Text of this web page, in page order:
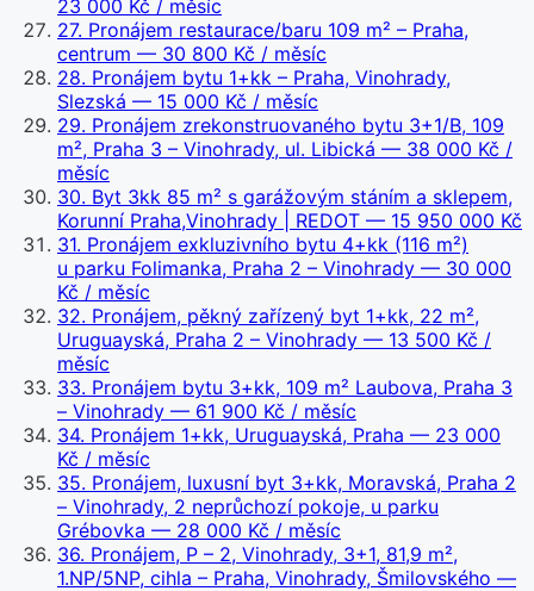
23 000 Kč / měsíc
27. Pronájem restaurace/baru 109 m² – Praha,
centrum — 30 800 Kč / měsíc
28. Pronájem bytu 1+kk – Praha, Vinohrady,
Slezská — 15 000 Kč / měsíc
29. Pronájem zrekonstruovaného bytu 3+1/B, 109
m², Praha 3 – Vinohrady, ul. Libická — 38 000 Kč /
měsíc
30. Byt 3kk 85 m² s garážovým stáním a sklepem,
Korunní Praha,Vinohrady | REDOT — 15 950 000 Kč
31. Pronájem exkluzivního bytu 4+kk (116 m²)
u parku Folimanka, Praha 2 – Vinohrady — 30 000
Kč / měsíc
32. Pronájem, pěkný zařízený byt 1+kk, 22 m²,
Uruguayská, Praha 2 – Vinohrady — 13 500 Kč /
měsíc
33. Pronájem bytu 3+kk, 109 m² Laubova, Praha 3
– Vinohrady — 61 900 Kč / měsíc
34. Pronájem 1+kk, Uruguayská, Praha — 23 000
Kč / měsíc
35. Pronájem, luxusní byt 3+kk, Moravská, Praha 2
– Vinohrady, 2 neprůchozí pokoje, u parku
Grébovka — 28 000 Kč / měsíc
36. Pronájem, P – 2, Vinohrady, 3+1, 81,9 m²,
1.NP/5NP, cihla – Praha, Vinohrady, Šmilovského —